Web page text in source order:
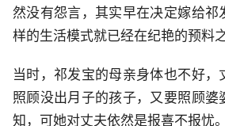
然没有怨言，其实早在决定嫁给祁
样的生活模式就已经在纪艳的预料之
当时，祁发宝的母亲身体也不好，
照顾没出月子的孩子，又要照顾婆
知，可她对丈夫依然是报喜不报忧。